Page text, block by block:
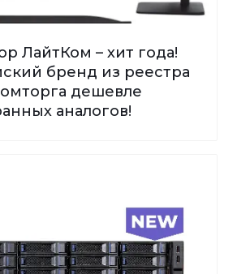
ЛайтКом – хит года!
бренд из реестра
дешевле
аналогов!